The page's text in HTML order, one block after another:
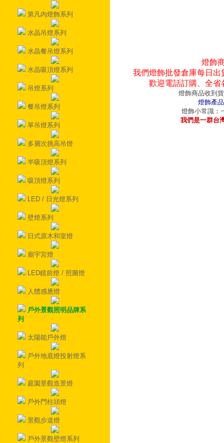
第凡內燈飾系列
水晶吊燈系列
水晶餐吊燈系列
水晶吸頂燈系列
吊燈系列
餐吊燈系列
單吊燈系列
多層次挑高吊燈
半吸頂燈系列
吸頂燈系列
LED / 日光燈系列
壁燈系列
日式原木和室燈
廟宇宮燈
LED鏡前燈 / 照圖燈
人體感應燈
戶外景觀照明品牌系
列
太陽能戶外燈
戶外地底燈投射燈系
列
庭園景觀造景燈
戶外門柱頭燈
景觀步道燈
戶外景觀壁燈系列
燈飾
我們燈飾批發倉庫每日
歡迎電話訂購、全
燈飾商品收到
燈飾產
燈飾小常識：
我們是一群台